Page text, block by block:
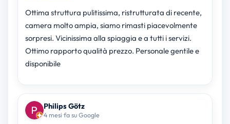
Ottima struttura pulitissima, ristrutturata di recente,
camera molto ampia, siamo rimasti piacevolmente
sorpresi. Vicinissima alla spiaggia e a tutti i servizi.
Ottimo rapporto qualità prezzo. Personale gentile e
disponibile
Philips Götz
4 mesi fa su Google